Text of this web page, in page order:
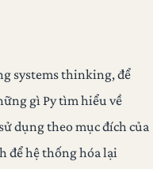
systems thinking, để
gì Py tìm hiểu về
dụng theo mục đích của
để hệ thống hóa lại